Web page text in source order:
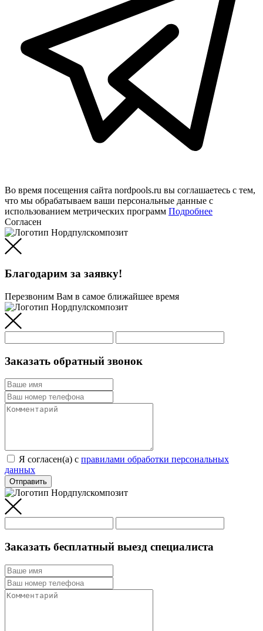
Во время посещения сайта nordpools.ru вы соглашаетесь с тем,
что мы обрабатываем ваши персональные данные с
использованием метрических программ Подробнее
Согласен
Благодарим за заявку!
Перезвоним Вам в самое ближайшее время
Заказать обратный звонок
Я согласен(а) c правилами обработки персональных
данных
Отправить
Заказать бесплатный выезд специалиста